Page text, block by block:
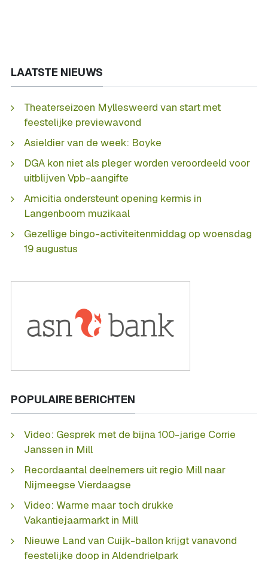
LAATSTE NIEUWS
Theaterseizoen Myllesweerd van start met
feestelijke previewavond
Asieldier van de week: Boyke
DGA kon niet als pleger worden veroordeeld voor
uitblijven Vpb-aangifte
Amicitia ondersteunt opening kermis in
Langenboom muzikaal
Gezellige bingo-activiteitenmiddag op woensdag
19 augustus
POPULAIRE BERICHTEN
Video: Gesprek met de bijna 100-jarige Corrie
Janssen in Mill
Recordaantal deelnemers uit regio Mill naar
Nijmeegse Vierdaagse
Video: Warme maar toch drukke
Vakantiejaarmarkt in Mill
Nieuwe Land van Cuijk-ballon krijgt vanavond
feestelijke doop in Aldendrielpark